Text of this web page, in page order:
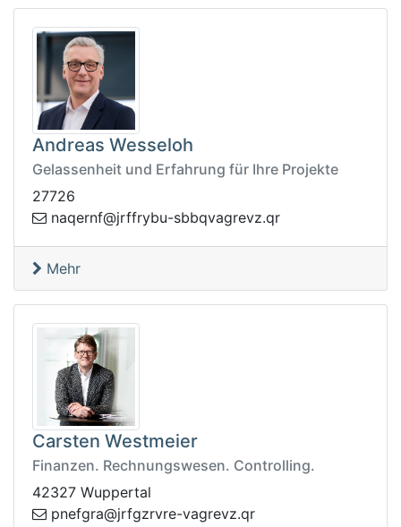
Andreas Wesseloh
Gelassenheit und Erfahrung für Ihre Projekte
27726
rq.zvergavqbbs-ubyrffrj@fn
reqan
Mehr
Carsten Westmeier
Finanzen. Rechnungswesen. Controlling.
42327 Wuppertal
rq.zvergav-
ervrzgfrj@argfenp